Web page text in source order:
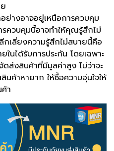
ย่างอาจอยู่เหนือการควบคุม
ควบคุมนี้อาจทำให้คุณรู้สึกไม่
กเลี่ยงความรู้สึกไม่สบายนี้คือ
ในได้รับการประกัน โดยเฉพาะ
งสินค้าที่มีมูลค่าสูง ไม่ว่าจะ
นค้าหายาก ให้ซื้อความอุ่นใจให้
า